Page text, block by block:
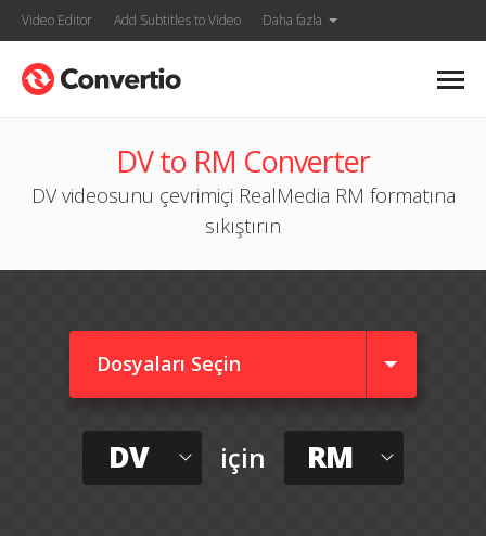
Video Editor Add Subtitles to Video Daha fazla
DV to RM Converter
DV videosunu çevrimiçi RealMedia RM formatına
sıkıştırın
Dosyaları Seçin
DV için RM